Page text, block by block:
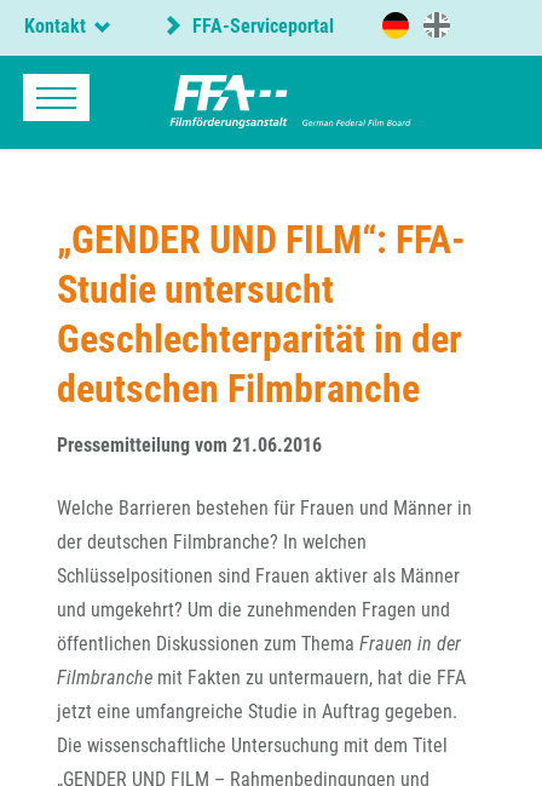
Kontakt FFA-Serviceportal
„GENDER UND FILM“: FFA-
Studie untersucht
Geschlechterparität in der
deutschen Filmbranche
Pressemitteilung vom 21.06.2016
Welche Barrieren bestehen für Frauen und Männer in
der deutschen Filmbranche? In welchen
Schlüsselpositionen sind Frauen aktiver als Männer
und umgekehrt? Um die zunehmenden Fragen und
öffentlichen Diskussionen zum Thema Frauen in der
Filmbranche mit Fakten zu untermauern, hat die FFA
jetzt eine umfangreiche Studie in Auftrag gegeben.
Die wissenschaftliche Untersuchung mit dem Titel
„GENDER UND FILM – Rahmenbedingungen und